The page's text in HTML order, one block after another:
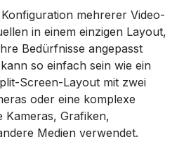
mehrerer Video-
in einem einzigen Layout,
Bedürfnisse angepasst
so einfach sein wie ein
Screen-Layout mit zwei
oder eine komplexe
Kameras, Grafiken,
Medien verwendet.